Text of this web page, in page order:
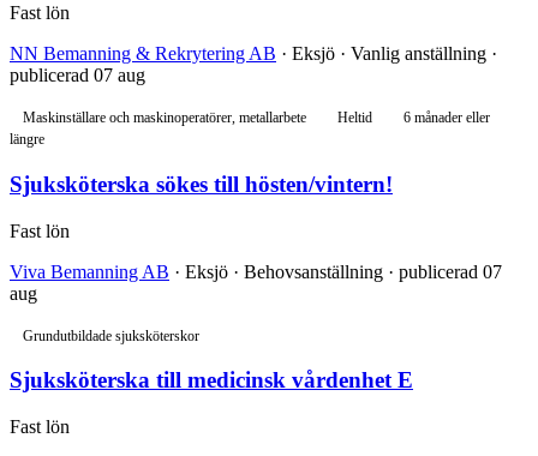
Fast lön
NN Bemanning & Rekrytering AB · Eksjö · Vanlig anställning ·
publicerad 07 aug
Maskinställare och maskinoperatörer, metallarbete Heltid
6 månader eller
längre
Sjuksköterska sökes till hösten/vintern!
Fast lön
Viva Bemanning AB · Eksjö · Behovsanställning · publicerad 07
aug
Grundutbildade sjuksköterskor
Sjuksköterska till medicinsk vårdenhet E
Fast lön